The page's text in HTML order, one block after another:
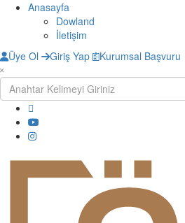
Anasayfa
Dowland
İletişim
Üye Ol
Giriş Yap Kurumsal Başvuru